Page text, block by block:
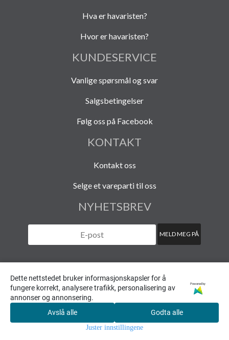
0
Dette nettstedet bruker informasjonskapsler for å
fungere korrekt, analysere trafikk, personalisering av
annonser og annonsering.
Powered by
Avslå alle Godta alle
Juster innstillingene
Hva er havaristen?
Hvor er havaristen?
KUNDESERVICE
Vanlige spørsmål og svar
Salgsbetingelser
Følg oss på Facebook
KONTAKT
Kontakt oss
Selge et vareparti til oss
NYHETSBREV
© 2020 HAVARISTEN (org. nr. 940 108 454)